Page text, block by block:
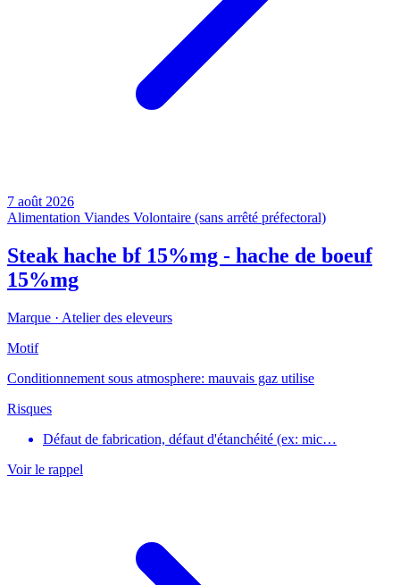
7 août 2026
Alimentation Viandes Volontaire (sans arrêté préfectoral)
Steak hache bf 15%mg - hache de boeuf
15%mg
Marque · Atelier des eleveurs
Motif
Conditionnement sous atmosphere: mauvais gaz utilise
Risques
Défaut de fabrication, défaut d'étanchéité (ex: mic…
Voir le rappel